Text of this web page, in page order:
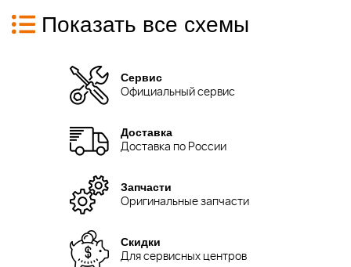
Показать все схемы
Сервис
Официальный сервис
Доставка
Доставка по России
Запчасти
Оригинальные запчасти
Скидки
Для сервисных центров